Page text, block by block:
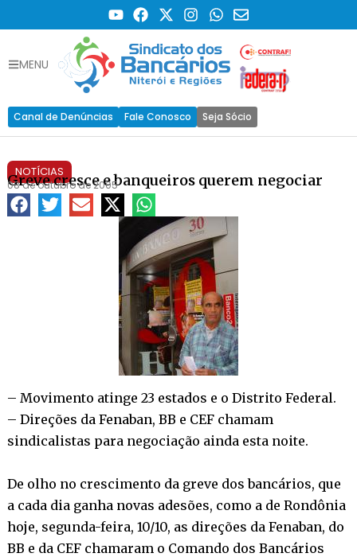
MENU
Canal de Denúncias Fale Conosco Seja Sócio
NOTÍCIAS
Greve cresce e banqueiros querem negociar
08 de outubro de 2005
– Movimento atinge 23 estados e o Distrito Federal.
– Direções da Fenaban, BB e CEF chamam
sindicalistas para negociação ainda esta noite.
De olho no crescimento da greve dos bancários, que
a cada dia ganha novas adesões, como a de Rondônia
hoje, segunda-feira, 10/10, as direções da Fenaban, do
BB e da CEF chamaram o Comando dos Bancários